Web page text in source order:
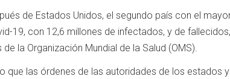
de Estados Unidos, el segundo país con el
19, con 12,6 millones de infectados, y de
la Organización Mundial de la Salud (OMS).
que las órdenes de las autoridades de los estados